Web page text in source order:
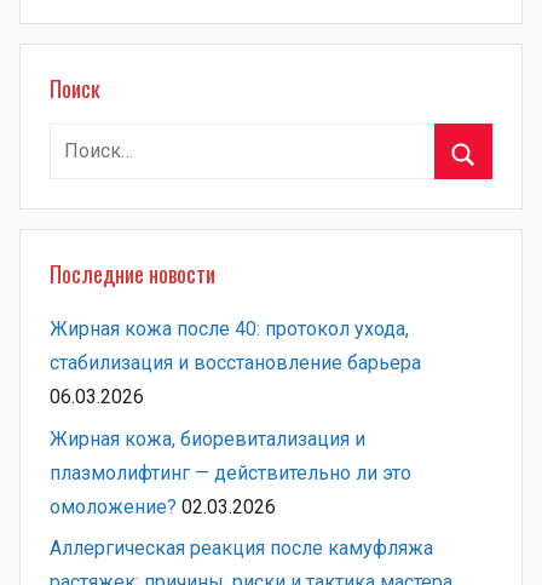
Поиск
Найти:
Последние новости
Жирная кожа после 40: протокол ухода,
стабилизация и восстановление барьера
06.03.2026
Жирная кожа, биоревитализация и
плазмолифтинг — действительно ли это
омоложение? 02.03.2026
Аллергическая реакция после камуфляжа